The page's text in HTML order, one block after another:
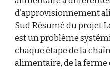
d’approvisionnement
Sud Résumé du projet
est un problème
chaque étape de la
alimentaire, de la ferme